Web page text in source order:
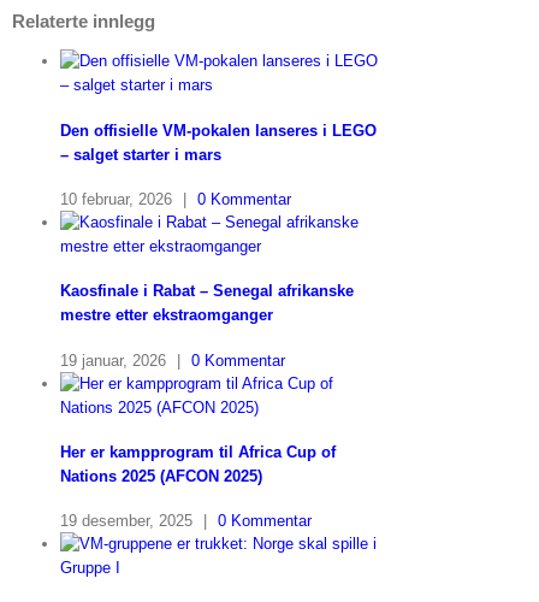
Relaterte innlegg
Den offisielle VM-pokalen lanseres i LEGO
– salget starter i mars
10 februar, 2026 0 Kommentar
Kaosfinale i Rabat – Senegal afrikanske
mestre etter ekstraomganger
19 januar, 2026 | 0 Kommentar
Her er kampprogram til Africa Cup of
Nations 2025 (AFCON 2025)
19 desember, 2025 0 Kommentar